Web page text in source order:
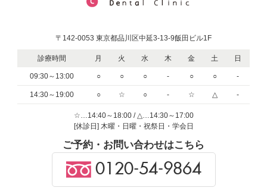
〒142-0053 東京都品川区中延3-13-9飯田ビル1F
診療時間 月 火 水 木 金 土 日
09:30～13:00 ○ ○ ○ - ○ ○ -
14:30～19:00 ○ ☆ ○ - ☆ △ -
☆…14:40～18:00 / △…14:30～17:00
[休診日] 木曜・日曜・祝祭日・学会日
ご予約・お問い合わせはこちら
0120-54-9864